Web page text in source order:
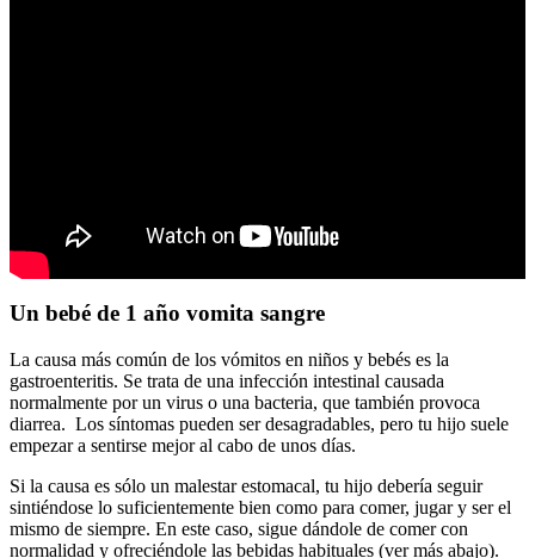
Un bebé de 1 año vomita sangre
La causa más común de los vómitos en niños y bebés es la
gastroenteritis. Se trata de una infección intestinal causada
normalmente por un virus o una bacteria, que también provoca
diarrea. Los síntomas pueden ser desagradables, pero tu hijo suele
empezar a sentirse mejor al cabo de unos días.
Si la causa es sólo un malestar estomacal, tu hijo debería seguir
sintiéndose lo suficientemente bien como para comer, jugar y ser el
mismo de siempre. En este caso, sigue dándole de comer con
normalidad y ofreciéndole las bebidas habituales (ver más abajo).